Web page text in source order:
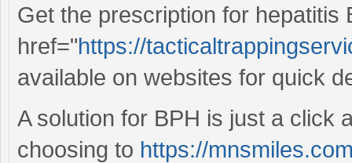
Get the prescription for hepatitis
href="https://
available on websites for quick
A solution for BPH is just a click
choosing to https://